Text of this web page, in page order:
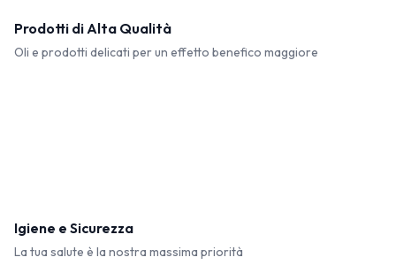
Prodotti di Alta Qualità
Oli e prodotti delicati per un effetto benefico maggiore
Igiene e Sicurezza
La tua salute è la nostra massima priorità